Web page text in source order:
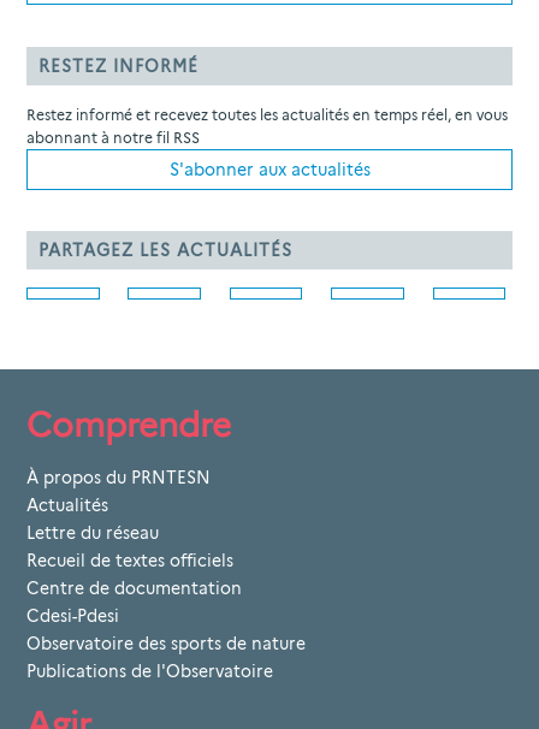
RESTEZ INFORMÉ
Restez informé et recevez toutes les actualités en temps réel, en vous
abonnant à notre fil RSS
S'abonner aux actualités
PARTAGEZ LES ACTUALITÉS
Comprendre
À propos du PRNTESN
Actualités
Lettre du réseau
Recueil de textes officiels
Centre de documentation
Cdesi-Pdesi
Observatoire des sports de nature
Publications de l'Observatoire